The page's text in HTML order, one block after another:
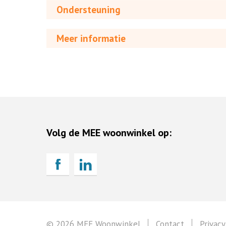
Ondersteuning
Meer informatie
Volg de MEE woonwinkel op: